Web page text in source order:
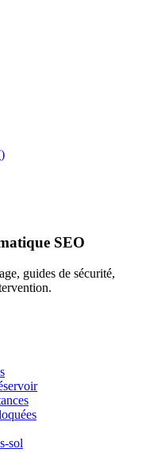
)
SEO
guides de sécurité,
sol